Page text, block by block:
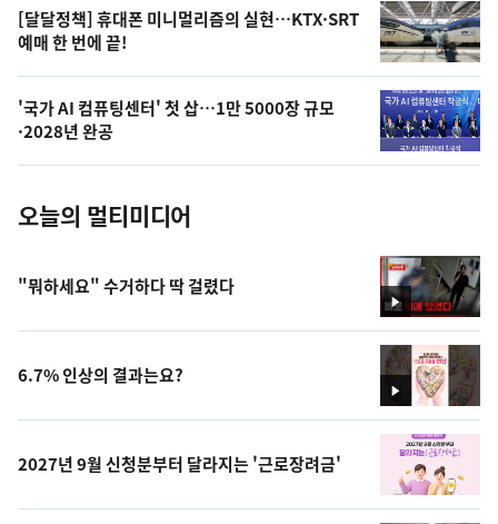
오
늘
의
사
진
[달달정책] 휴대폰 미니멀리즘의 실현…KTX·SRT
예매 한 번에 끝!
'국가 AI 컴퓨팅센터' 첫 삽…1만 5000장 규모
·2028년 완공
오늘의 멀티미디어
영
상
"뭐하세요" 수거하다 딱 걸렸다
영
상
6.7% 인상의 결과는요?
2027년 9월 신청분부터 달라지는 '근로장려금'